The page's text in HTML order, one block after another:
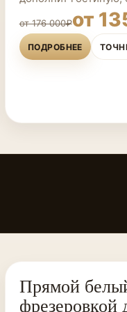
от 176 000₽от
ПОДРОБНЕЕ
ШКАФЫ НА ЗАКАЗ
Прямой
фрезеровкой